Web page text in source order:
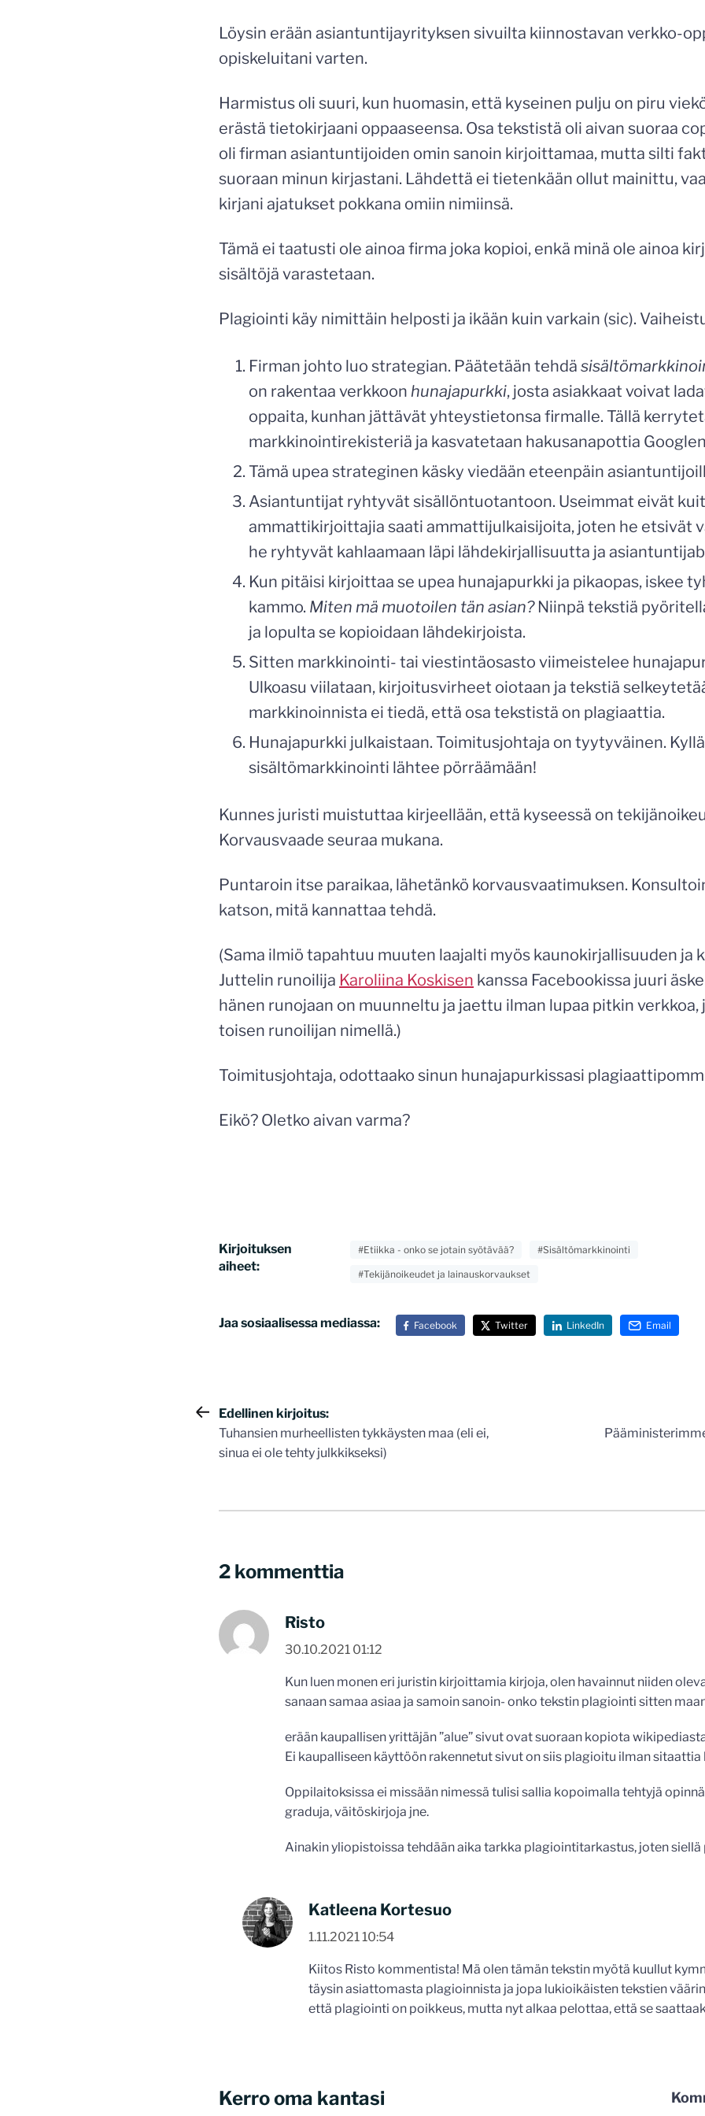
Löysin erään asiantuntijayrityksen sivuilta kiinnostavan verkko-
opiskeluitani varten.
Harmistus oli suuri, kun huomasin, että kyseinen pulju on piru
erästä tietokirjaani oppaaseensa. Osa tekstistä oli aivan suoraa
oli firman asiantuntijoiden omin sanoin kirjoittamaa, mutta silti
suoraan minun kirjastani. Lähdettä ei tietenkään ollut mainittu,
kirjani ajatukset pokkana omiin nimiinsä.
Tämä ei taatusti ole ainoa firma joka kopioi, enkä minä ole ainoa
sisältöjä varastetaan.
Plagiointi käy nimittäin helposti ja ikään kuin varkain (sic).
Firman johto luo strategian. Päätetään tehdä
on rakentaa verkkoon hunajapurkki, josta asiakkaat voivat
oppaita, kunhan jättävät yhteystietonsa firmalle. Tällä
markkinointirekisteriä ja kasvatetaan hakusanapottia
Tämä upea strateginen käsky viedään eteenpäin
Asiantuntijat ryhtyvät sisällöntuotantoon. Useimmat eivät
ammattikirjoittajia saati ammattijulkaisijoita, joten he etsivät
he ryhtyvät kahlaamaan läpi lähdekirjallisuutta ja
Kun pitäisi kirjoittaa se upea hunajapurkki ja pikaopas, iskee
kammo. Miten mä muotoilen tän asian?Niinpä tekstiä
ja lopulta se kopioidaan lähdekirjoista.
Sitten markkinointi- tai viestintäosasto viimeistelee
Ulkoasu viilataan, kirjoitusvirheet oiotaan ja tekstiä
markkinoinnista ei tiedä, että osa tekstistä on plagiaattia.
Hunajapurkki julkaistaan. Toimitusjohtaja on tyytyväinen.
sisältömarkkinointi lähtee pörräämään!
Kunnes juristi muistuttaa kirjeellään, että kyseessä on
Korvausvaade seuraa mukana.
Puntaroin itse paraikaa, lähetänkö korvausvaatimuksen.
katson, mitä kannattaa tehdä.
(Sama ilmiö tapahtuu muuten laajalti myös kaunokirjallisuuden ja
Juttelin runoilija Karoliina Koskisen kanssa Facebookissa juuri
hänen runojaan on muunneltu ja jaettu ilman lupaa pitkin verkkoa,
toisen runoilijan nimellä.)
Toimitusjohtaja, odottaako sinun hunajapurkissasi
Eikö? Oletko aivan varma?
Kirjoituksen
aiheet:
#Etiikka - onko se jotain syötävää? #Sisältömarkkinointi
#Tekijänoikeudet ja lainauskorvaukset
Jaa sosiaalisessa mediassa: Facebook Twitter LinkedIn Email
Artikkelien
selaus
Edellinen kirjoitus:
Tuhansien murheellisten tykkäysten maa (eli ei,
sinua ei ole tehty julkkikseksi)
2 kommenttia
Risto
30.10.2021 01:12
Kun luen monen eri juristin kirjoittamia kirjoja, olen havainnut niiden
sanaan samaa asiaa ja samoin sanoin- onko tekstin plagiointi sitten
erään kaupallisen yrittäjän ”alue” sivut ovat suoraan kopiota
Ei kaupalliseen käyttöön rakennetut sivut on siis plagioitu ilman
Oppilaitoksissa ei missään nimessä tulisi sallia kopoimalla tehtyjä
graduja, väitöskirjoja jne.
Ainakin yliopistoissa tehdään aika tarkka plagiointitarkastus, joten siellä
Katleena Kortesuo
1.11.2021 10:54
Kiitos Risto kommentista! Mä olen tämän tekstin myötä kuullut
täysin asiattomasta plagioinnista ja jopa lukioikäisten tekstien
että plagiointi on poikkeus, mutta nyt alkaa pelottaa, että se
Kerro oma kantasi